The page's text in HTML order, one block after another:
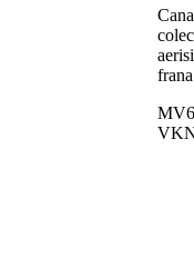
Cana
frana